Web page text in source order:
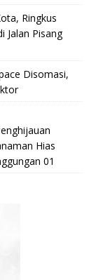
Ringkus
Jalan Pisang
Disomasi,
Hias
01